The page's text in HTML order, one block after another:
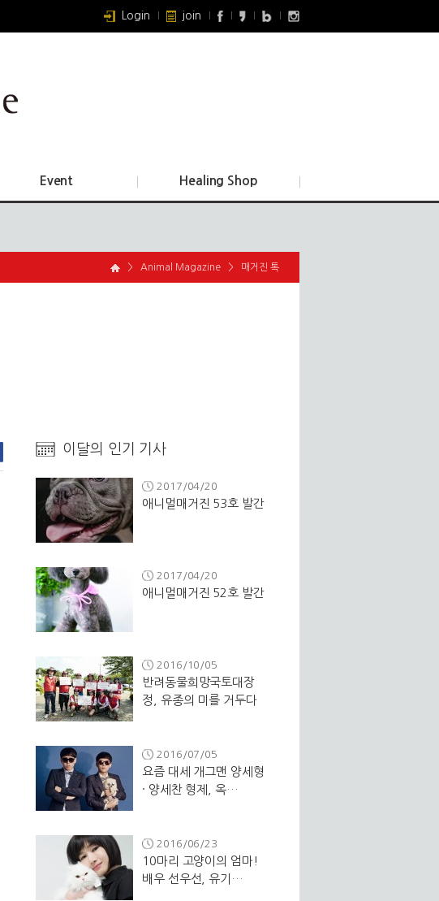
Login join
Event Healing Shop
> Animal Magazine > 매거진 톡
이달의 인기 기사
2017/04/20
애니멀매거진 53호 발간
2017/04/20
애니멀매거진 52호 발간
2016/10/05
반려동물희망국토대장
정, 유종의 미를 거두다
2016/07/05
요즘 대세 개그맨 양세형
· 양세찬 형제, 옥…
2016/06/23
10마리 고양이의 엄마!
배우 선우선, 유기…